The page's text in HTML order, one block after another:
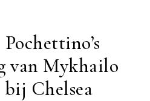
van Mykhailo
Chelsea